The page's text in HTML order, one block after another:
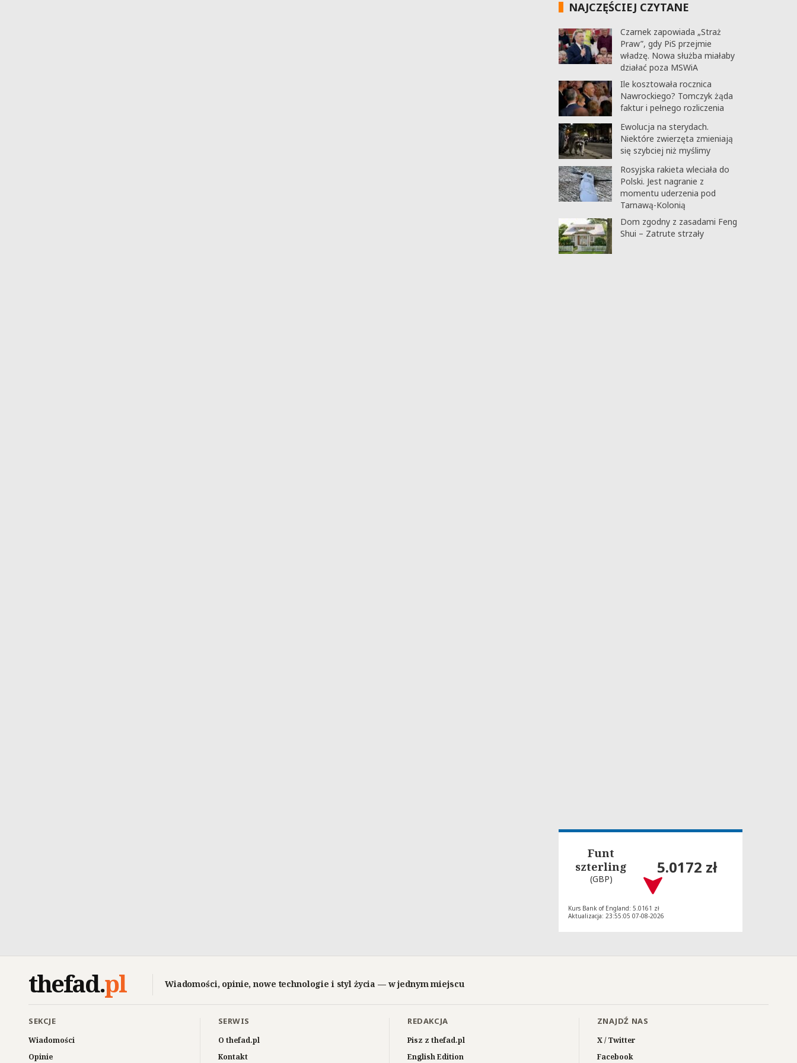
NAJCZĘŚCIEJ CZYTANE
Czarnek zapowiada „Straż
Praw”, gdy PiS przejmie
władzę. Nowa służba miałaby
działać poza MSWiA
Ile kosztowała rocznica
Nawrockiego? Tomczyk żąda
faktur i pełnego rozliczenia
Ewolucja na sterydach.
Niektóre zwierzęta zmieniają
się szybciej niż myślimy
Rosyjska rakieta wleciała do
Polski. Jest nagranie z
momentu uderzenia pod
Tarnawą-Kolonią
Dom zgodny z zasadami Feng
Shui – Zatrute strzały
Funt
szterling
(GBP)
5.0172 zł
Kurs Bank of England: 5.0161 zł
Aktualizacja: 23:55:05 07-08-2026
thefad.pl Wiadomości, opinie, nowe technologie i styl życia — w jednym miejscu
SEKCJE
Wiadomości
Opinie
SERWIS
O thefad.pl
Kontakt
REDAKCJA
Pisz z thefad.pl
English Edition
ZNAJDŹ NAS
X / Twitter
Facebook